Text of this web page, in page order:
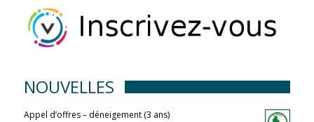
NOUVELLES
Appel d’offres – déneigement (3 ans)